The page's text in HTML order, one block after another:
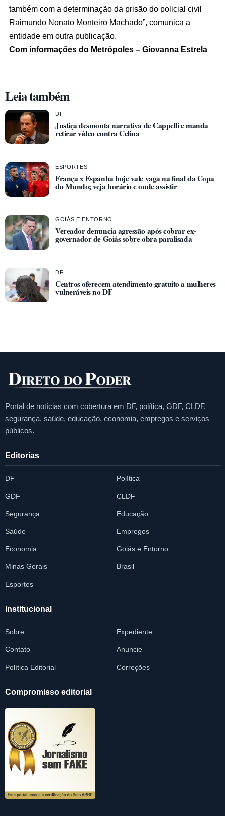
também com a determinação da prisão do policial civil
Raimundo Nonato Monteiro Machado”, comunica a
entidade em outra publicação.
Com informações do Metrópoles – Giovanna Estrela
Leia também
DF
Justiça desmonta narrativa de Cappelli e manda
retirar vídeo contra Celina
ESPORTES
França x Espanha hoje vale vaga na final da Copa
do Mundo; veja horário e onde assistir
GOIÁS E ENTORNO
Vereador denuncia agressão após cobrar ex-
governador de Goiás sobre obra paralisada
DF
Centros oferecem atendimento gratuito a mulheres
vulneráveis no DF
Portal de notícias com cobertura em DF, política, GDF, CLDF,
segurança, saúde, educação, economia, empregos e serviços
públicos.
Editorias
DF Política
GDF CLDF
Segurança Educação
Saúde Empregos
Economia Goiás e Entorno
Minas Gerais Brasil
Esportes
Institucional
Sobre Expediente
Contato Anuncie
Política Editorial Correções
Compromisso editorial